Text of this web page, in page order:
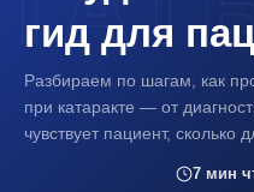
гид для
Разбираем по шагам, как
при катаракте — от
чувствует пациент, сколько
7 мин